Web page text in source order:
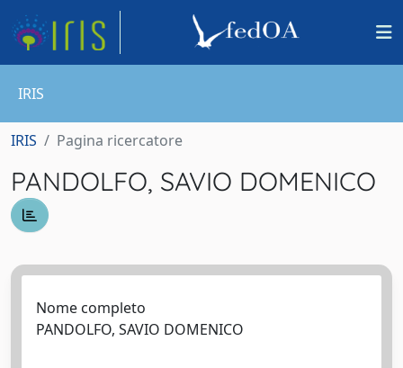
IRIS
IRIS Pagina ricercatore
PANDOLFO, SAVIO DOMENICO
Nome completo
PANDOLFO, SAVIO DOMENICO